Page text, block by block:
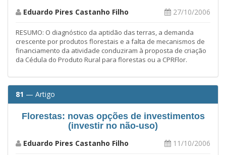
Eduardo Pires Castanho Filho 27/10/2006
RESUMO: O diagnóstico da aptidão das terras, a demanda
crescente por produtos florestais e a falta de mecanismos de
financiamento da atividade conduziram à proposta de criação
da Cédula do Produto Rural para florestas ou a CPRFlor.
81 — Artigo
Florestas: novas opções de investimentos
(investir no não-uso)
Eduardo Pires Castanho Filho 11/10/2006